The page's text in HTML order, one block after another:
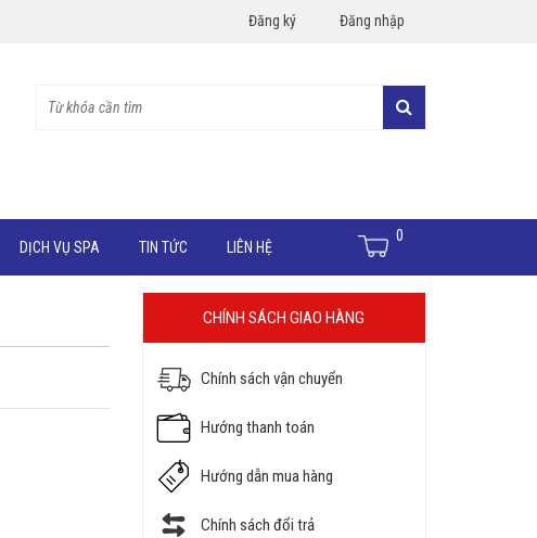
Đăng nhập
Đăng ký
DỊCH VỤ SPA TIN TỨC LIÊN HỆ
0
CHÍNH SÁCH GIAO HÀNG
Chính sách vận chuyển
Hướng thanh toán
Hướng dẫn mua hàng
Chính sách đổi trả